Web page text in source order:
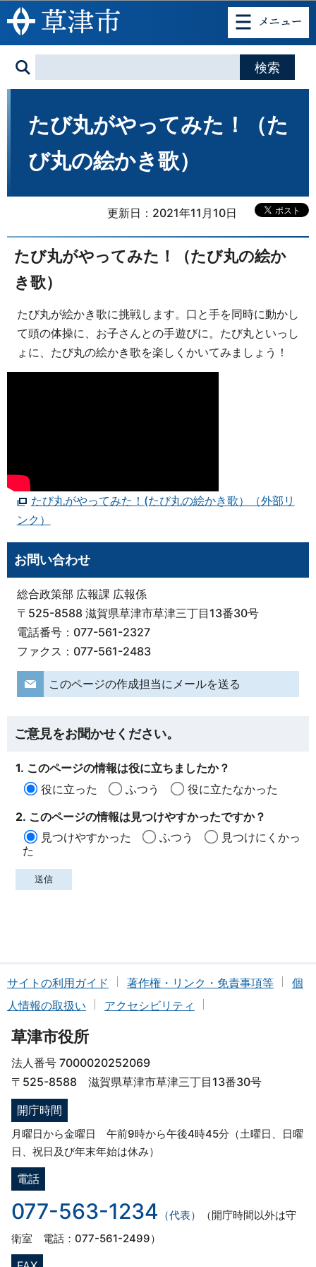
このページの本文へ移動
たび丸がやってみた！（た
び丸の絵かき歌）
更新日：2021年11月10日
たび丸がやってみた！（たび丸の絵か
き歌）
たび丸が絵かき歌に挑戦します。口と手を同時に動かし
て頭の体操に、お子さんとの手遊びに。たび丸といっし
ょに、たび丸の絵かき歌を楽しくかいてみましょう！
たび丸がやってみた！(たび丸の絵かき歌）（外部リ
ンク）
お問い合わせ
総合政策部 広報課 広報係
〒525-8588 滋賀県草津市草津三丁目13番30号
電話番号：077-561-2327
ファクス：077-561-2483
このページの作成担当にメールを送る
ご意見をお聞かせください。
1. このページの情報は役に立ちましたか？
役に立った
ふつう
役に立たなかった
2. このページの情報は見つけやすかったですか？
見つけやすかった
ふつう
見つけにくかっ
た
サイトの利用ガイド 著作権・リンク・免責事項等
個
人情報の取扱い
アクセシビリティ
草津市役所
法人番号 7000020252069
〒525-8588 滋賀県草津市草津三丁目13番30号
開庁時間
月曜日から金曜日 午前9時から午後4時45分（土曜日、日曜
日、祝日及び年末年始は休み）
電話
077-563-1234 （代表）
（開庁時間以外は守
衛室 電話：077-561-2499）